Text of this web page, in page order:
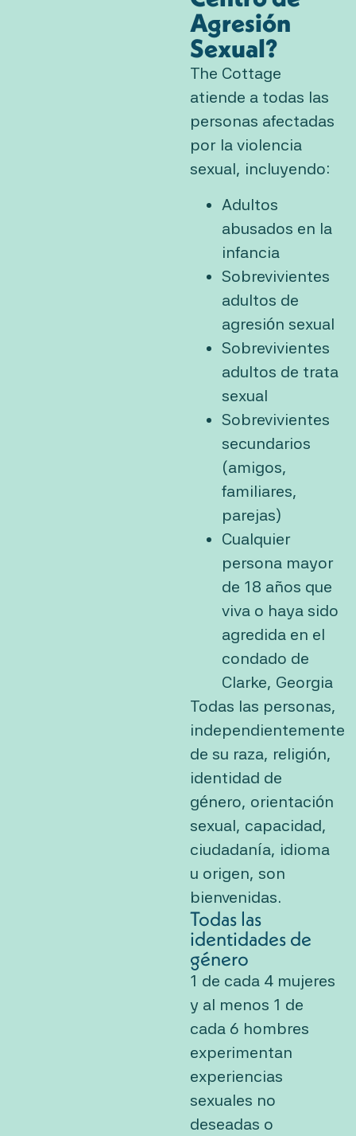
Agresión
Sexual?
The Cottage
atiende a todas las
personas afectadas
por la violencia
sexual, incluyendo:
Adultos
abusados en la
infancia
Sobrevivientes
adultos de
agresión sexual
Sobrevivientes
adultos de trata
sexual
Sobrevivientes
secundarios
(amigos,
familiares,
parejas)
Cualquier
persona mayor
de 18 años que
viva o haya sido
agredida en el
condado de
Clarke, Georgia
Todas las personas,
independientemente
de su raza, religión,
identidad de
género, orientación
sexual, capacidad,
ciudadanía, idioma
u origen, son
bienvenidas.
Todas las
identidades de
género
1 de cada 4 mujeres
y al menos 1 de
cada 6 hombres
experimentan
experiencias
sexuales no
deseadas o